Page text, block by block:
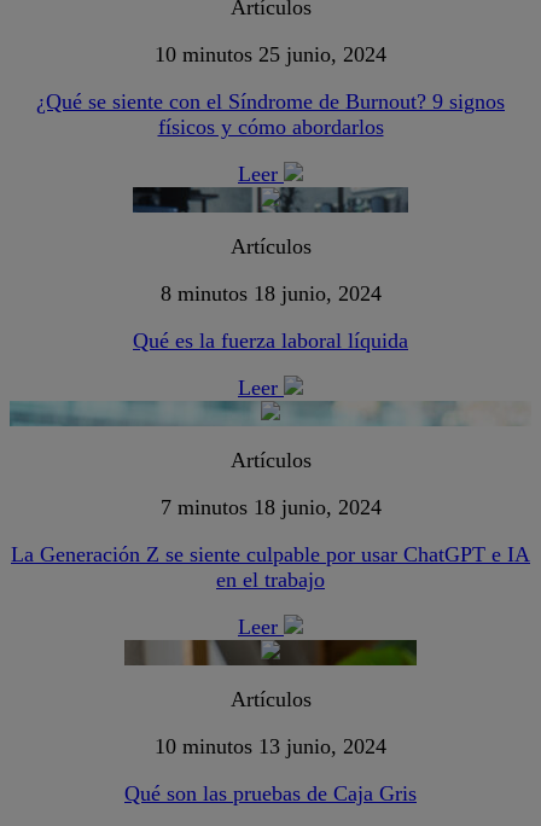
Artículos
10 minutos 25 junio, 2024
¿Qué se siente con el Síndrome de Burnout? 9 signos
físicos y cómo abordarlos
Leer
Artículos
8 minutos 18 junio, 2024
Qué es la fuerza laboral líquida
Leer
Artículos
7 minutos 18 junio, 2024
La Generación Z se siente culpable por usar ChatGPT e IA
en el trabajo
Leer
Artículos
10 minutos 13 junio, 2024
Qué son las pruebas de Caja Gris